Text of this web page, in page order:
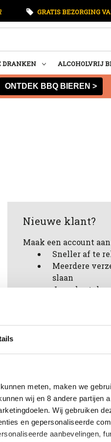
meten, maken we
wij en 8 andere partijen
Wij gebruiken
en gepersonaliseerde
aanbevelingen,
GRATIS BEZORGING
DRANKEN ALCOHOLVRIJ
ONTDEK BBQ BIEREN >
Nieuwe klant?
Maak een account
Sneller af te
Meerdere
slaan
Jouw
verlanglijstje
Account